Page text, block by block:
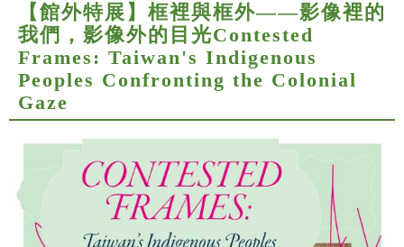
【館外特展】框裡與框外——影像裡的
我們，影像外的目光Contested
Frames: Taiwan's Indigenous
Peoples Confronting the Colonial
Gaze